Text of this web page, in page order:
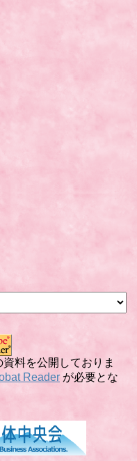
料を公開しておりま
Reader が必要とな